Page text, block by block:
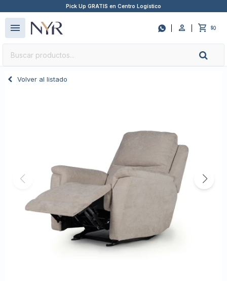
Pick Up GRATIS en Centro Logístico
 $0
menu
Volver al listado
close